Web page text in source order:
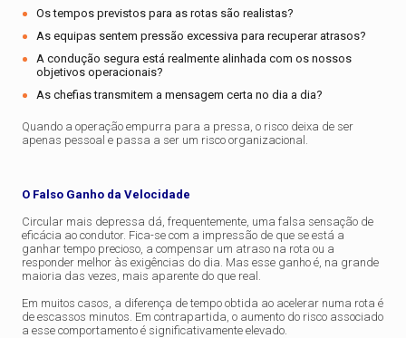
Os tempos previstos para as rotas são realistas?
As equipas sentem pressão excessiva para recuperar atrasos?
A condução segura está realmente alinhada com os nossos
objetivos operacionais?
As chefias transmitem a mensagem certa no dia a dia?
Quando a operação empurra para a pressa, o risco deixa de ser
apenas pessoal e passa a ser um risco organizacional.
O Falso Ganho da Velocidade
Circular mais depressa dá, frequentemente, uma falsa sensação de
eficácia ao condutor. Fica-se com a impressão de que se está a
ganhar tempo precioso, a compensar um atraso na rota ou a
responder melhor às exigências do dia. Mas esse ganho é, na grande
maioria das vezes, mais aparente do que real.
Em muitos casos, a diferença de tempo obtida ao acelerar numa rota é
de escassos minutos. Em contrapartida, o aumento do risco associado
a esse comportamento é significativamente elevado.